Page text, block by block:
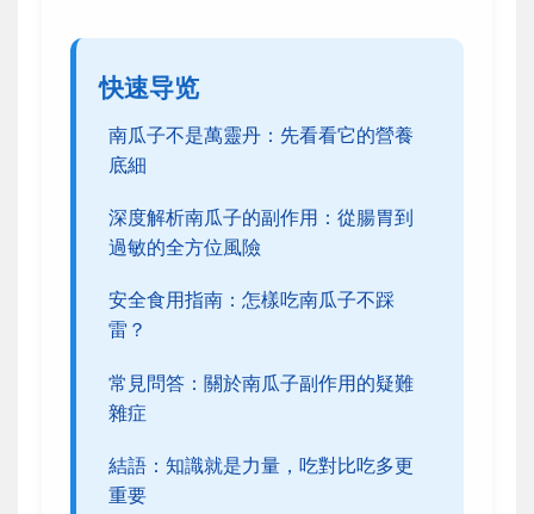
快速导览
南瓜子不是萬靈丹：先看看它的營養
底細
深度解析南瓜子的副作用：從腸胃到
過敏的全方位風險
安全食用指南：怎樣吃南瓜子不踩
雷？
常見問答：關於南瓜子副作用的疑難
雜症
結語：知識就是力量，吃對比吃多更
重要